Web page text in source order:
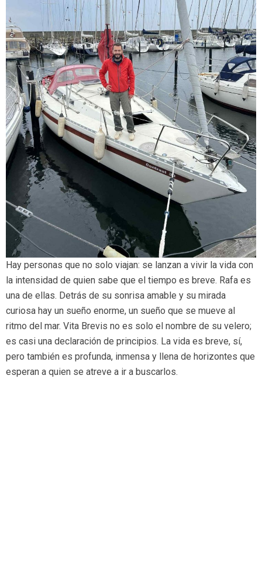
Hay personas que no solo viajan: se lanzan a vivir la vida con
la intensidad de quien sabe que el tiempo es breve. Rafa es
una de ellas. Detrás de su sonrisa amable y su mirada
curiosa hay un sueño enorme, un sueño que se mueve al
ritmo del mar. Vita Brevis no es solo el nombre de su velero;
es casi una declaración de principios. La vida es breve, sí,
pero también es profunda, inmensa y llena de horizontes que
esperan a quien se atreve a ir a buscarlos.